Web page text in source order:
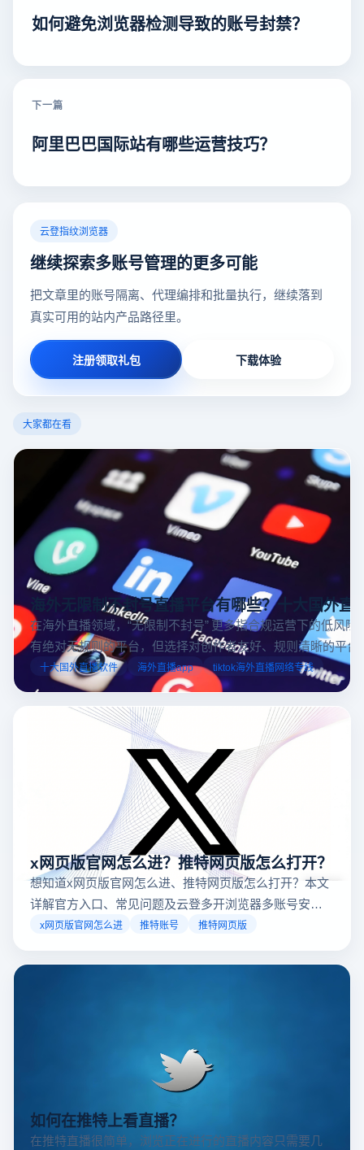
如何避免浏览器检测导致的账号封禁？
下一篇
阿里巴巴国际站有哪些运营技巧？
云登指纹浏览器
继续探索多账号管理的更多可能
把文章里的账号隔离、代理编排和批量执行，继续落到
真实可用的站内产品路径里。
注册领取礼包 下载体验
大家都在看
海外无限制不封号直播平台有哪些？十大国外直
在海外直播领域，“无限制不封号” 更多指合规运营下的低风
有绝对无规则的平台，但选择对创作者友好、规则清晰的平台
业工具规避风险，能显著降低封号概率。以下推荐十大国外
台，并结合云登多开浏览器的功能，详解如何安全高效运营。
十大国外直播软件 海外直播app tiktok海外直播网络专线
x网页版官网怎么进？推特网页版怎么打开？
想知道x网页版官网怎么进、推特网页版怎么打开？本文
详解官方入口、常见问题及云登多开浏览器多账号安全
访问方案，助你稳定登录高效运营。
x网页版官网怎么进 推特账号 推特网页版
如何在推特上看直播？
在推特直播很简单，浏览正在进行的直播内容只需要几